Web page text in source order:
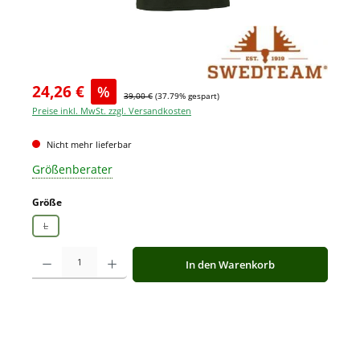
24,26 € % 39,00 € (37.79% gespart)
Preise inkl. MwSt. zzgl. Versandkosten
Nicht mehr lieferbar
Größenberater
Größeauswählen
L
(Diese Option ist zurzeit nicht verfügbar.)
Produkt Anzahl: Gib den gewünschten Wert ein oder benutze die
In den Warenkorb